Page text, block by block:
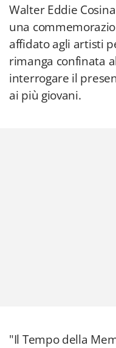
Walter Eddie
una
affidato agli artisti
rimanga confinata
interrogare il
ai più giovani.
"Il Tempo della